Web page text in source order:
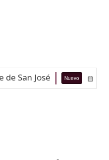
Nuevo 05-08-26